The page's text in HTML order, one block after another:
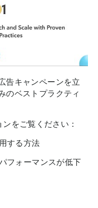
告キャンペーンを立
のベストプラクティ
をご覧ください：
する方法
フォーマンスが低下